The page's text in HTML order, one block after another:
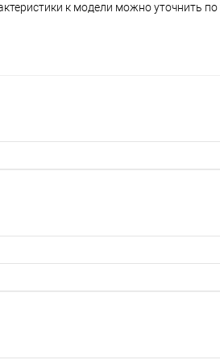
к модели можно уточнить по